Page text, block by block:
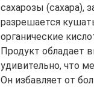
сахарозы (сахара),
разрешается
органические
Продукт обладает
удивительно, что
Он избавляет от